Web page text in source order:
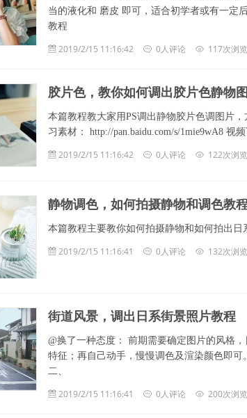
当的液化和 磨皮 即可，适合初学者或有一定
教程
2019/2/15 11:16:42 0人评论 117次浏览
胶片色，教你如何调出胶片色静物
本篇教程教大家用PS调出静物胶片色调图片
习素材： http://pan.baidu.com/s/1mie9wA8 视
2019/2/15 11:16:42 0人评论 122次浏览
静物调色，如何拍摄静物和调色教
本篇教程主要教你如何拍摄静物和如何拍出日
2019/2/15 11:16:41 0人评论 132次浏览
街道风景，调出日系街景照片教程
@换了一种态度： 前期需要确定图片的风格
特征；再自己动手，慢慢调色及渲染颜色即
二、
2019/2/15 11:16:41 0人评论 200次浏览